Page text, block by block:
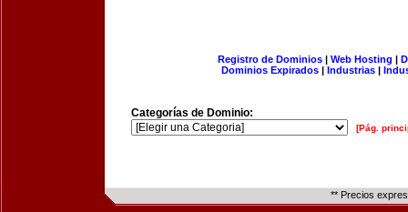
Registro de Dominios| Web Hosting |
Dominios Expirados | Industrias |
Categorías de Dominio:
[Pág.
** Precios